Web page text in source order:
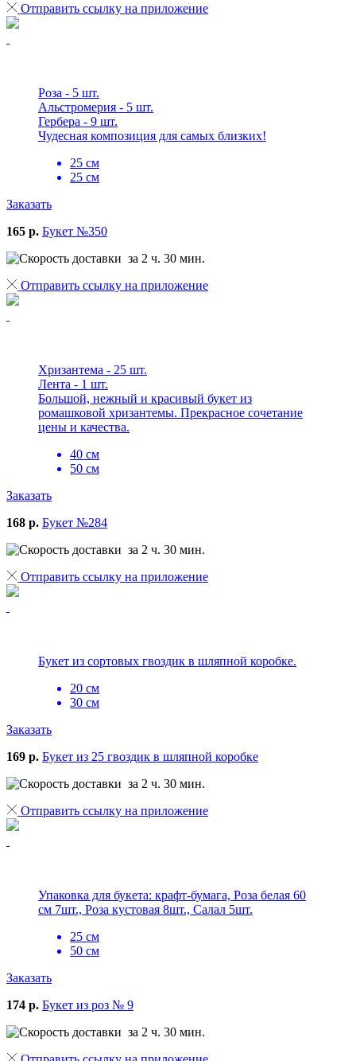
Отправить ссылку на приложение
Роза - 5 шт.
Альстромерия - 5 шт.
Гербера - 9 шт.
Чудесная композиция для самых близких!
25 см
25 см
Заказать
165 р. Букет №350
за 2 ч. 30 мин.
Отправить ссылку на приложение
Хризантема - 25 шт.
Лента - 1 шт.
Большой, нежный и красивый букет из
ромашковой хризантемы. Прекрасное сочетание
цены и качества.
40 см
50 см
Заказать
168 р. Букет №284
за 2 ч. 30 мин.
Отправить ссылку на приложение
Букет из сортовых гвоздик в шляпной коробке.
20 см
30 см
Заказать
169 р. Букет из 25 гвоздик в шляпной коробке
за 2 ч. 30 мин.
Отправить ссылку на приложение
Упаковка для букета: крафт-бумага, Роза белая 60
см 7шт., Роза кустовая 8шт., Салал 5шт.
25 см
50 см
Заказать
174 р. Букет из роз № 9
за 2 ч. 30 мин.